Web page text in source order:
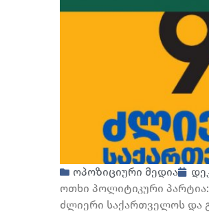
ოპოზიციური მედია
ოთხი პოლიტიკური
ძლიერი საქართველოს და